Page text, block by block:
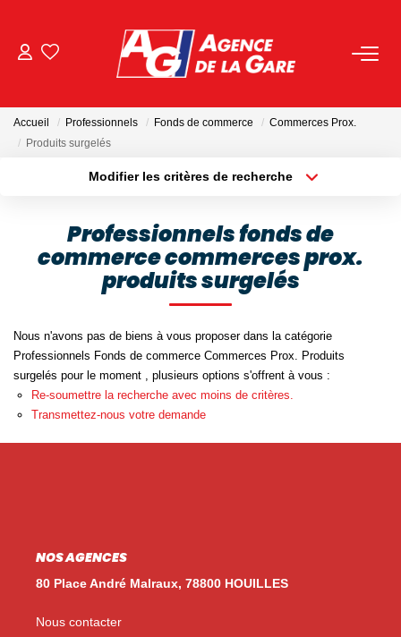
BIENS VENDUS
NOS AGENCES
Toutes Les Agences
Nous Rejoindre
Nos Témoignages
Accueil Professionnels Fonds de commerce
Commerces Prox.
Produits surgelés
Modifier les critères de recherche
Surface min Budget max
Plus de critères Créer une alerte
Professionnels fonds de
commerce commerces prox.
produits surgelés
Nous n'avons pas de biens à vous proposer dans la catégorie
Professionnels Fonds de commerce Commerces Prox. Produits
surgelés pour le moment , plusieurs options s'offrent à vous :
Re-soumettre la recherche avec moins de critères.
Transmettez-nous votre demande
NOS AGENCES
80 Place André Malraux, 78800 HOUILLES
Nous contacter